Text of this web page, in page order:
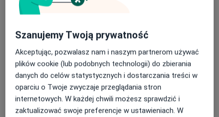
Dorośli (Tylko pod niektórymi adresami)
adresami)
Rodzaje konsultacji
StacjonarneZobacz lokalizacje (1)
Szanujemy Twoją prywatność
Akceptując, pozwalasz nam i naszym partnerom używać
plików cookie (lub podobnych technologii) do zbierania
danych do celów statystycznych i dostarczania treści w
oparciu o Twoje zwyczaje przeglądania stron
internetowych. W każdej chwili możesz sprawdzić i
zaktualizować swoje preferencje w ustawieniach. W